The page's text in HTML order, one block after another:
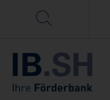
Menü überspringen